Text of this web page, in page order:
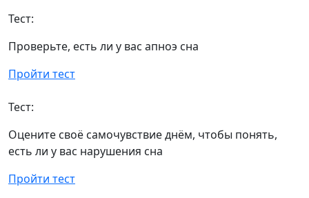
Тест:
Проверьте, есть ли у вас апноэ сна
Пройти тест
Тест:
Оцените своё самочувствие днём, чтобы понять,
есть ли у вас нарушения сна
Пройти тест